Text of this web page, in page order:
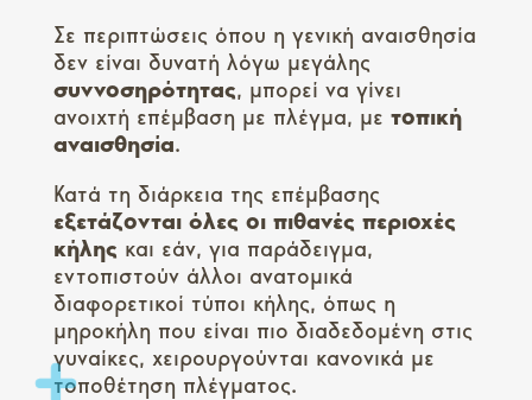
Σε περιπτώσεις όπου η γενική αναισθησία
δεν είναι δυνατή λόγω μεγάλης
συννοσηρότητας, μπορεί να γίνει
ανοιχτή επέμβαση με πλέγμα, με τοπική
αναισθησία.
Κατά τη διάρκεια της επέμβασης
εξετάζονται όλες οι πιθανές περιοχές
κήλης και εάν, για παράδειγμα,
εντοπιστούν άλλοι ανατομικά
διαφορετικοί τύποι κήλης, όπως η
μηροκήλη που είναι πιο διαδεδομένη στις
γυναίκες, χειρουργούνται κανονικά με
τοποθέτηση πλέγματος.